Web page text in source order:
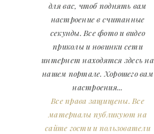
для вас, чтоб поднять вам
настроение в считанные
секунды. Все фото и видео
приколы и новинки сети
интернет находятся здесь на
нашем портале. Хорошего вам
настроения...
Все права защищены. Все
материалы публикуют на
сайте гости и пользователи